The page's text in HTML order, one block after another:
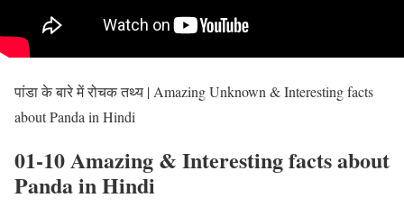
पांडा के बारे में रोचक तथ्य | Amazing Unknown & Interesting facts
about Panda in Hindi
01-10 Amazing & Interesting facts about
Panda in Hindi